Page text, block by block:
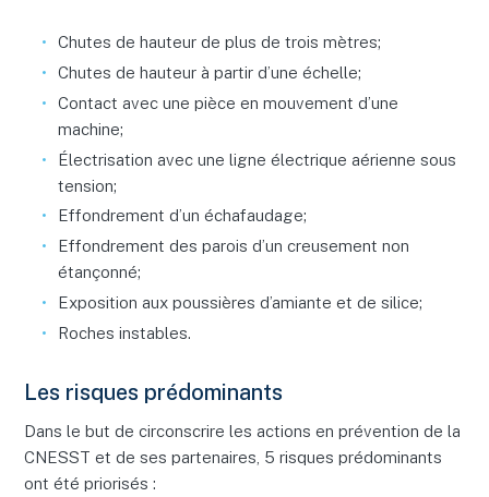
Chutes de hauteur de plus de trois mètres;
Chutes de hauteur à partir d’une échelle;
Contact avec une pièce en mouvement d’une
machine;
Électrisation avec une ligne électrique aérienne sous
tension;
Effondrement d’un échafaudage;
Effondrement des parois d’un creusement non
étançonné;
Exposition aux poussières d’amiante et de silice;
Roches instables.
Les risques prédominants
Dans le but de circonscrire les actions en prévention de la
CNESST et de ses partenaires, 5 risques prédominants
ont été priorisés :